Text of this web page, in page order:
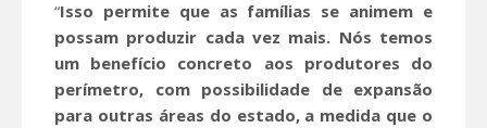
“Isso permite que as famílias se animem e
possam produzir cada vez mais. Nós temos
um benefício concreto aos produtores do
perímetro, com possibilidade de expansão
para outras áreas do estado, a medida que o